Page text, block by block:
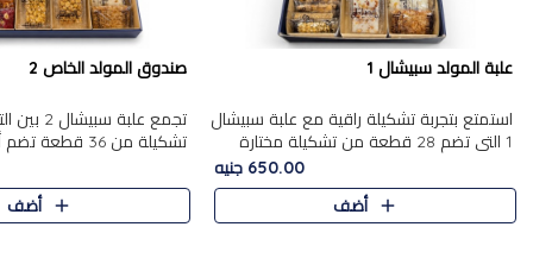
علبة المولد سبيشال 1
استمتع بتجربة تشكيلة راقية مع علبة سبيشال
1 التي تضم 28 قطعة من تشكيلة مختارة
بعناية من أفخر حلويات المولد المصرية
الأصلية الشرقية. تحتوي ال..
650.00 جنيه
أضف
صندوق المولد الخاص 2
تجمع علبة
المولد الشرقية. تحتوي
بالفول، والجزرية بالبن..
أضف